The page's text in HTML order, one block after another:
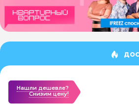
Нашли дешевле?
Cнизим цену!